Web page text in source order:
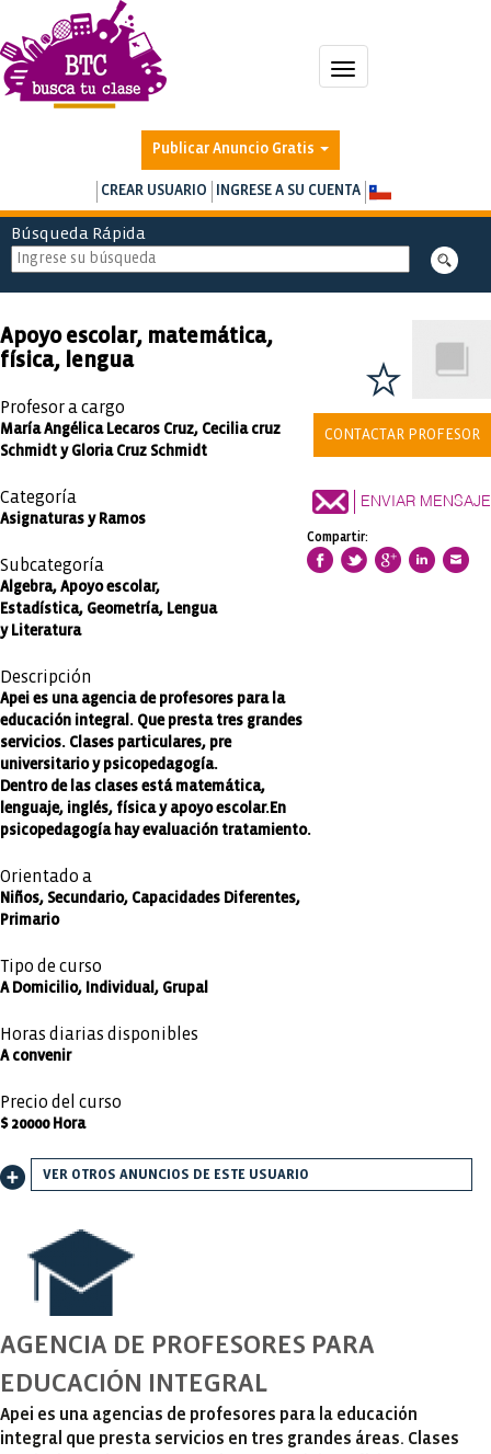
Toggle
navigation
Publicar Anuncio Gratis
CREAR USUARIO INGRESE A SU CUENTA
Búsqueda Rápida
AGENCIA DE PROFESORES PARA
EDUCACIÓN INTEGRAL
Apei es una agencias de profesores para la educación
integral que presta servicios en tres grandes áreas. Clases
CONTACTAR PROFESOR
ENVIAR MENSAJE
Compartir:
Apoyo escolar, matemática,
física, lengua
Profesor a cargo
María Angélica Lecaros Cruz, Cecilia cruz
Schmidt y Gloria Cruz Schmidt
Categoría
Asignaturas y Ramos
Subcategoría
Algebra, Apoyo escolar,
Estadística, Geometría, Lengua
y Literatura
Descripción
Apei es una agencia de profesores para la
educación integral. Que presta tres grandes
servicios. Clases particulares, pre
universitario y psicopedagogía.
Dentro de las clases está matemática,
lenguaje, inglés, física y apoyo escolar.En
psicopedagogía hay evaluación tratamiento.
Orientado a
Niños, Secundario, Capacidades Diferentes,
Primario
Tipo de curso
A Domicilio, Individual, Grupal
Horas diarias disponibles
A convenir
Precio del curso
$ 20000 Hora
VER OTROS ANUNCIOS DE ESTE USUARIO